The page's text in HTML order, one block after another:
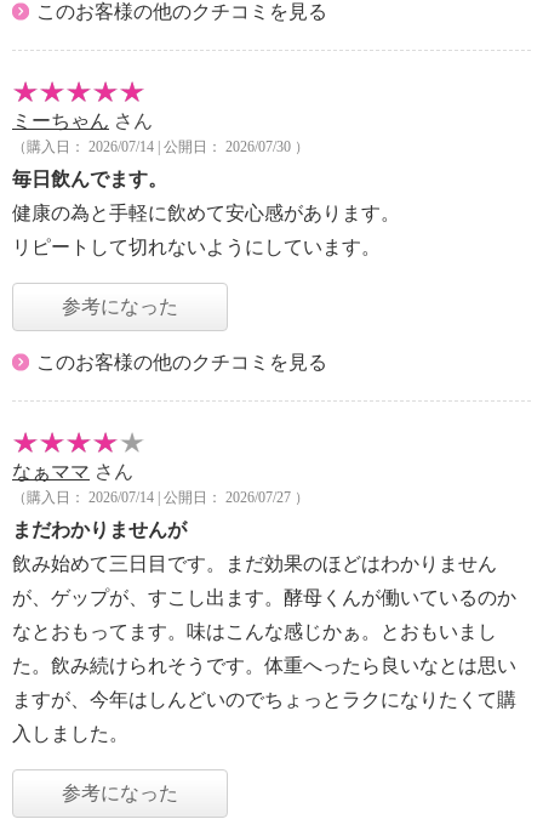
このお客様の他のクチコミを見る
ミーちゃん さん
（購入日： 2026/07/14 | 公開日： 2026/07/30 ）
毎日飲んでます。
健康の為と手軽に飲めて安心感があります。
リピートして切れないようにしています。
参考になった
このお客様の他のクチコミを見る
なぁママ さん
（購入日： 2026/07/14 | 公開日： 2026/07/27 ）
まだわかりませんが
飲み始めて三日目です。まだ効果のほどはわかりません
が、ゲップが、すこし出ます。酵母くんが働いているのか
なとおもってます。味はこんな感じかぁ。とおもいまし
た。飲み続けられそうです。体重へったら良いなとは思い
ますが、今年はしんどいのでちょっとラクになりたくて購
入しました。
参考になった